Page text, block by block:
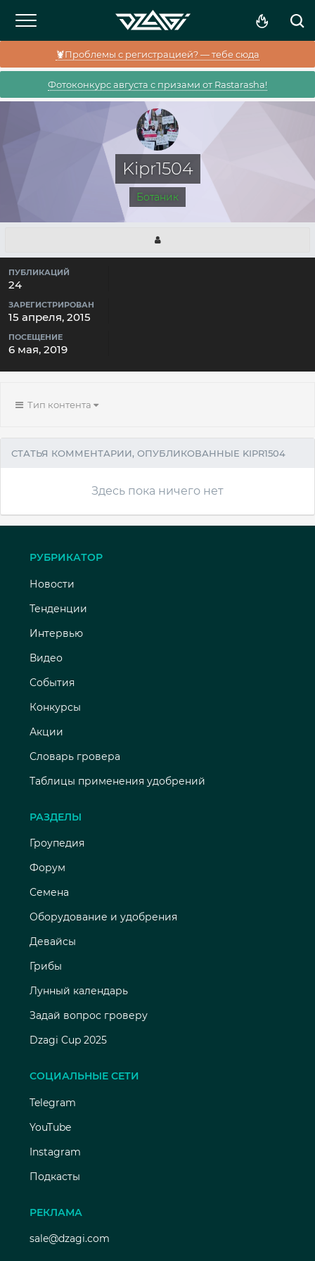
🦞Проблемы с регистрацией? — тебе сюда
Фотоконкурс августа с призами от Rastarasha!
Kipr1504
Ботаник
ПУБЛИКАЦИЙ
24
ЗАРЕГИСТРИРОВАН
15 апреля, 2015
ПОСЕЩЕНИЕ
6 мая, 2019
Тип контента
СТАТЬЯ КОММЕНТАРИИ, ОПУБЛИКОВАННЫЕ KIPR1504
Здесь пока ничего нет
РУБРИКАТОР
Новости
Тенденции
Интервью
Видео
События
Конкурсы
Акции
Словарь гровера
Таблицы применения удобрений
РАЗДЕЛЫ
Гроупедия
Форум
Семена
Оборудование и удобрения
Девайсы
Грибы
Лунный календарь
Задай вопрос гроверу
Dzagi Cup 2025
СОЦИАЛЬНЫЕ СЕТИ
Telegram
YouTube
Instagram
Подкасты
РЕКЛАМА
sale@dzagi.com